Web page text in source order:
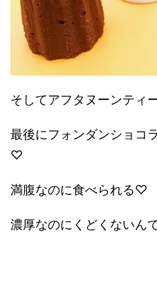
そしてアフタヌーンティ
最後にフォンダンショコ
♡
満腹なのに食べられる♡
濃厚なのにくどくないん